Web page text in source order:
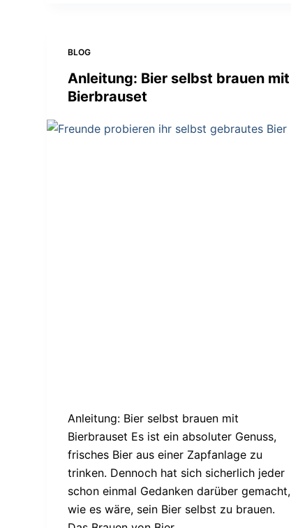
BLOG
Anleitung: Bier selbst brauen mit
Bierbrauset
Anleitung: Bier selbst brauen mit
Bierbrauset Es ist ein absoluter Genuss,
frisches Bier aus einer Zapfanlage zu
trinken. Dennoch hat sich sicherlich jeder
schon einmal Gedanken darüber gemacht,
wie es wäre, sein Bier selbst zu brauen.